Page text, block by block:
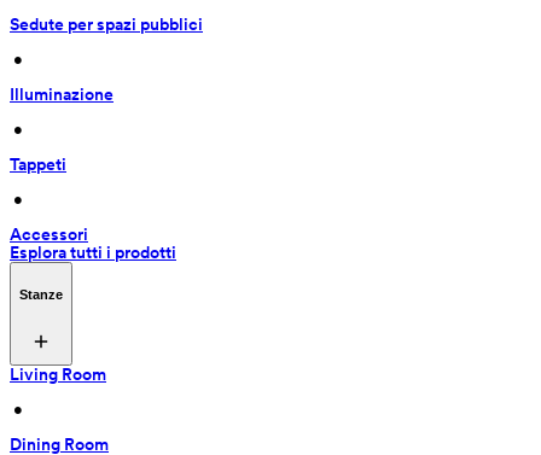
Sedute per spazi pubblici
•
Illuminazione
•
Tappeti
•
Accessori
Esplora tutti i prodotti
Stanze
Living Room
•
Dining Room